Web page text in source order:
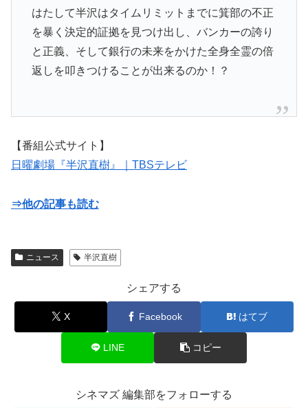
はたして半沢はタイムリミットまでに箕部の不正
を暴く決定的証拠を見つけ出し、バンカーの誇り
と正義、そして銀行の未来をかけた全身全霊の倍
返しを叩きつけることが出来るのか！？
【番組公式サイト】
日曜劇場『半沢直樹』｜TBSテレビ
⇒他の記事も読む
ニュース 半沢直樹
シェアする
X Facebook はてブ
LINE コピー
シネマズ 編集部をフォローする